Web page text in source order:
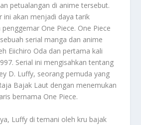
petualangan di anime tersebut.
ini akan menjadi daya tarik
One Piece. One Piece
serial manga dan anime
Eiichiro Oda dan pertama kali
Serial ini mengisahkan tentang
D. Luffy, seorang pemuda yang
Bajak Laut dengan menemukan
bernama One Piece.
Luffy di temani oleh kru bajak